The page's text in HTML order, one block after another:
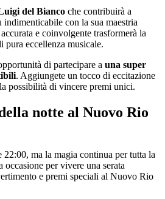
del Bianco che contribuirà a
indimenticabile con la sua maestria
e coinvolgente trasformerà la
eccellenza musicale.
di partecipare a una super
. Aggiungete un tocco di eccitazione
possibilità di vincere premi unici.
notte al Nuovo Rio
ma la magia continua per tutta la
per vivere una serata
e premi speciali al Nuovo Rio